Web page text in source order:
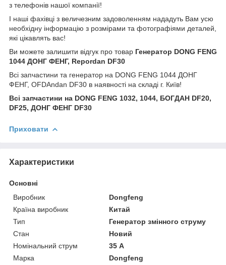
з телефонів нашої компанії!
І наші фахівці з величезним задоволенням нададуть Вам усю
необхідну інформацію з розмірами та фотографіями деталей,
які цікавлять вас!
Ви можете залишити відгук про товар Генератор DONG FENG
1044 ДОНГ ФЕНГ, Repordan DF30
Всі запчастини та генератор на DONG FENG 1044 ДОНГ
ФЕНГ, OFDAndan DF30 в наявності на складі г. Київ!
Всі запчастини на DONG FENG 1032, 1044, БОГДАН DF20,
DF25, ДОНГ ФЕНГ DF30
Приховати
Характеристики
Основні
Виробник
Dongfeng
Країна виробник
Китай
Тип
Генератор змінного струму
Стан
Новий
Номінальний струм
35 А
Марка
Dongfeng